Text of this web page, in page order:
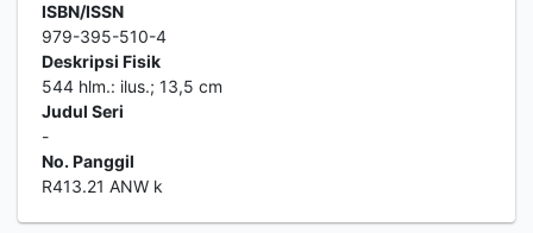
ISBN/ISSN
979-395-510-4
Deskripsi Fisik
544 hlm.: ilus.; 13,5 cm
Judul Seri
-
No. Panggil
R413.21 ANW k